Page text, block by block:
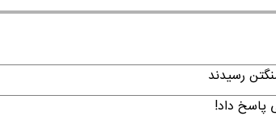
رسیدند
پاسخ داد!